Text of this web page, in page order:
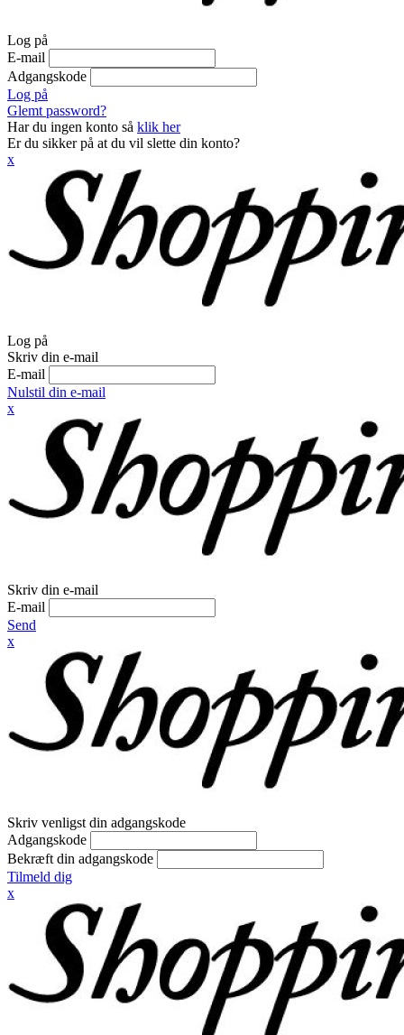
Log på
E-mail
Adgangskode
Log på
Glemt password?
Har du ingen konto så klik her
Er du sikker på at du vil slette din konto?
x
Log på
Skriv din e-mail
E-mail
Nulstil din e-mail
x
Skriv din e-mail
E-mail
Send
x
Skriv venligst din adgangskode
Adgangskode
Bekræft din adgangskode
Tilmeld dig
x